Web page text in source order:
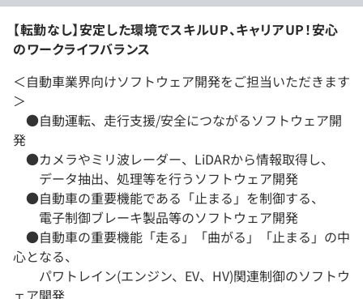
【転勤なし】安定した環境でスキルUP、キャリアUP！安心
のワークライフバランス
＜自動車業界向けソフトウェア開発をご担当いただきます
＞
●自動運転、走行支援/安全につながるソフトウェア開
発
●カメラやミリ波レーダー、LiDARから情報取得し、
データ抽出、処理等を行うソフトウェア開発
●自動車の重要機能である「止まる」を制御する、
電子制御ブレーキ製品等のソフトウェア開発
●自動車の重要機能「走る」「曲がる」「止まる」の中
心となる、
パワトレイン(エンジン、EV、HV)関連制御のソフトウ